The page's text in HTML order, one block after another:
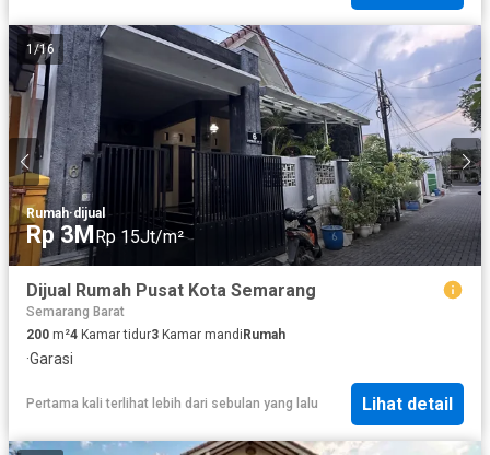
1 /16
Rumah·dijual
Rp 3M Rp 15Jt/m²
Dijual Rumah Pusat Kota Semarang
Semarang Barat
200 m²4 Kamar tidur3 Kamar mandi Rumah
·Garasi
Pertama kali terlihat lebih dari sebulan yang lalu Lihat detail